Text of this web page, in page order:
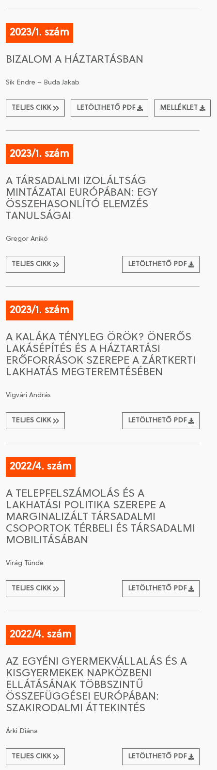
2023/1. szám
BIZALOM A HÁZTARTÁSBAN
Sik Endre – Buda Jakab
TELJES CIKK LETÖLTHETŐ PDF MELLÉKLET
2023/1. szám
A TÁRSADALMI IZOLÁLTSÁG
MINTÁZATAI EURÓPÁBAN: EGY
ÖSSZEHASONLÍTÓ ELEMZÉS
TANULSÁGAI
Gregor Anikó
TELJES CIKK LETÖLTHETŐ PDF
2023/1. szám
A KALÁKA TÉNYLEG ÖRÖK? ÖNERŐS
LAKÁSÉPÍTÉS ÉS A HÁZTARTÁSI
ERŐFORRÁSOK SZEREPE A ZÁRTKERTI
LAKHATÁS MEGTEREMTÉSÉBEN
Vigvári András
TELJES CIKK LETÖLTHETŐ PDF
2022/4. szám
A TELEPFELSZÁMOLÁS ÉS A
LAKHATÁSI POLITIKA SZEREPE A
MARGINALIZÁLT TÁRSADALMI
CSOPORTOK TÉRBELI ÉS TÁRSADALMI
MOBILITÁSÁBAN
Virág Tünde
TELJES CIKK LETÖLTHETŐ PDF
2022/4. szám
AZ EGYÉNI GYERMEKVÁLLALÁS ÉS A
KISGYERMEKEK NAPKÖZBENI
ELLÁTÁSÁNAK TÖBBSZINTŰ
ÖSSZEFÜGGÉSEI EURÓPÁBAN:
SZAKIRODALMI ÁTTEKINTÉS
Árki Diána
TELJES CIKK LETÖLTHETŐ PDF